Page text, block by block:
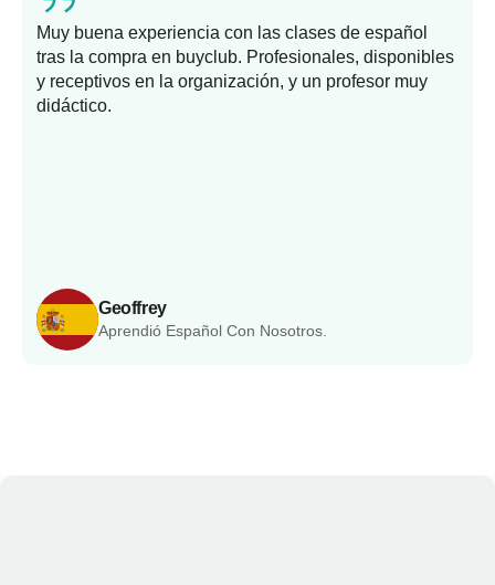
Geoffrey
Aprendió Español Con Nosotros.
Muy buena experiencia con las clases de español
tras la compra en buyclub. Profesionales, disponibles
y receptivos en la organización, y un profesor muy
didáctico.